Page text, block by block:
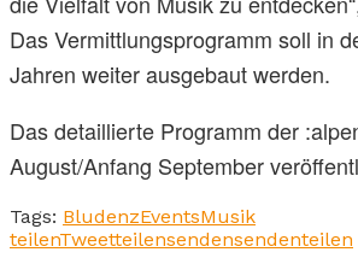
Das Vermittlungsprogramm soll in
Jahren weiter ausgebaut werden.
Das detaillierte Programm der
August/Anfang September
Tags: BludenzEventsMusik
teilenTweetteilensendensendenteilen